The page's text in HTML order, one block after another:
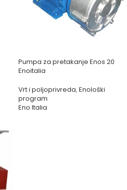
Pumpa za pretakanje Enos 20
Enoitalia
Vrt i poljoprivreda, Enološki
program
Eno Italia